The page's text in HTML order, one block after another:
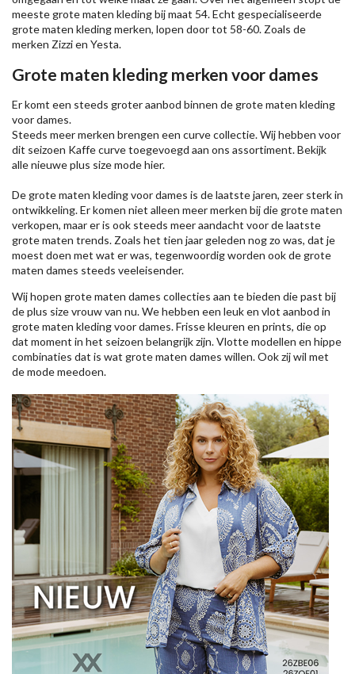
meeste grote maten kleding bij maat 54. Echt gespecialiseerde
grote maten kleding merken, lopen door tot 58-60. Zoals de
merken Zizzien Yesta.
Grote maten kleding merken voor dames
Er komt een steeds groter aanbod binnen de grote maten kleding
voor dames.
Steeds meer merken brengen een curve collectie. Wij hebben voor
dit seizoen Kaffecurve toegevoegd aan ons assortiment. Bekijk
alle nieuweplus size modehier.
De grote maten kleding voor dames is de laatste jaren, zeer sterk in
ontwikkeling. Er komen niet alleen meer merken bij die grote maten
verkopen, maar er is ook steeds meer aandacht voor de laatste
grote maten trends. Zoals het tien jaar geleden nog zo was, dat je
moest doen met wat er was, tegenwoordig worden ook de grote
maten dames steeds veeleisender.
Wij hopen grote maten dames collecties aan te bieden die past bij
de plus size vrouw van nu. We hebben een leuk en vlot aanbod in
grote maten kleding voor dames. Frisse kleuren en prints, die op
dat moment in het seizoen belangrijk zijn. Vlotte modellen en hippe
combinaties dat is wat grote maten dames willen. Ook zij wil met
de mode meedoen.